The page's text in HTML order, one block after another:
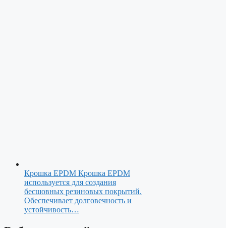
Крошка EPDM Крошка EPDM
используется для создания
бесшовных резиновых покрытий.
Обеспечивает долговечность и
устойчивость…